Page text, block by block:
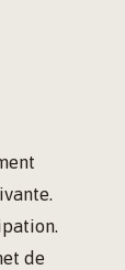
de